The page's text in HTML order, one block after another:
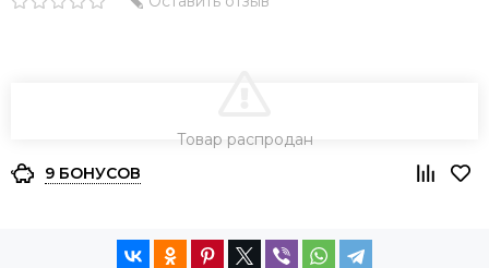
Товар распродан
9 БОНУСОВ